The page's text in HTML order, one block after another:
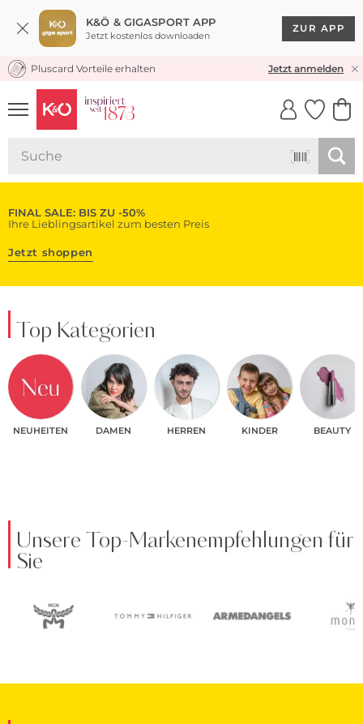
K&Ö & GIGASPORT APP
Jetzt kostenlos downloaden
ZUR APP
KOSTENLOSER VERSAND* & RÜCKVERSAND
Pluscard Vorteile erhalten Jetzt anmelden
UNSERE APP
CLICK &
FINAL SALE: BIS ZU -50%
Ihre Lieblingsartikel zum besten Preis
Jetzt shoppen
Top Kategorien
NEUHEITEN DAMEN HERREN KINDER BEAUTY
Unsere Top-Markenempfehlungen für
Sie